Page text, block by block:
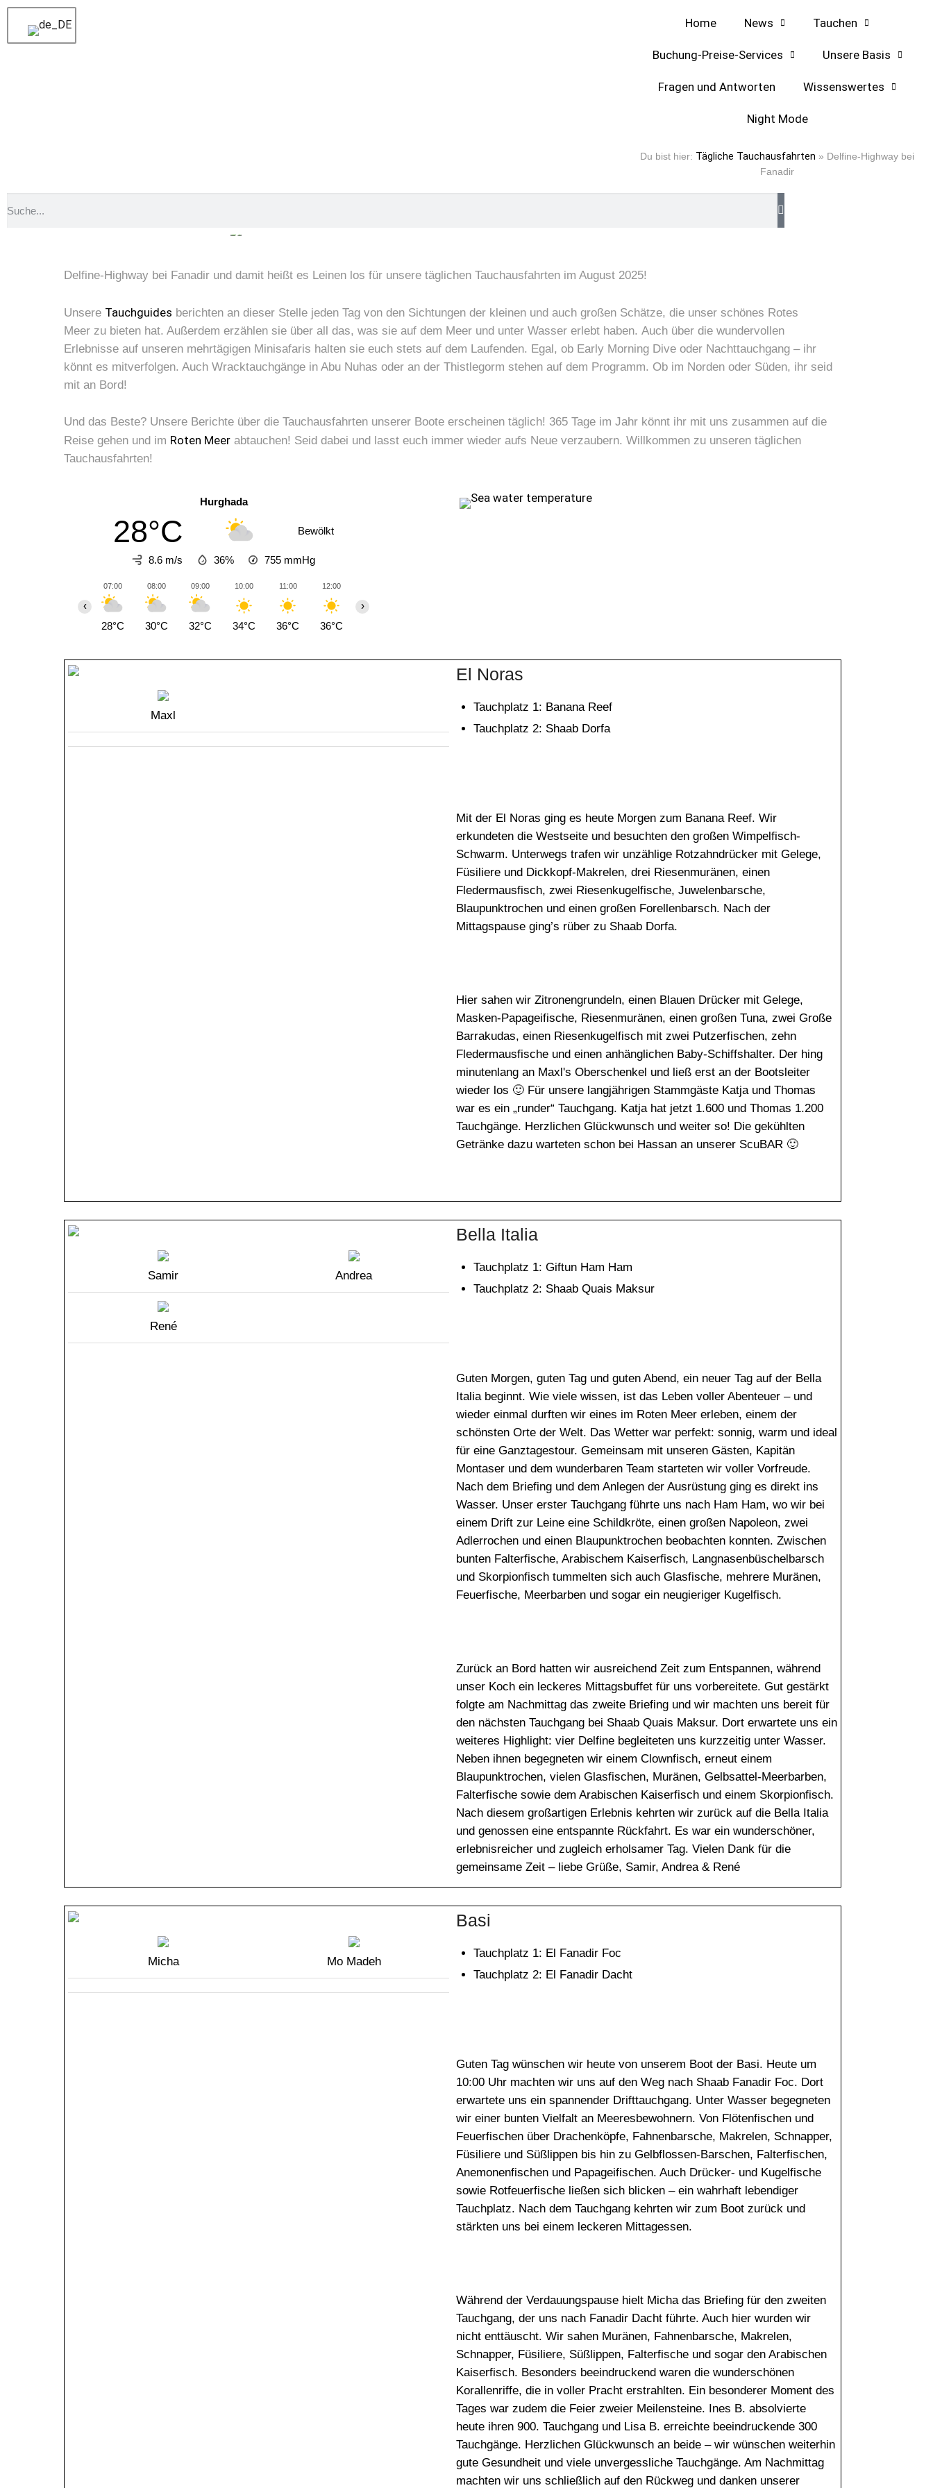
Home News Tauchen
Buchung-Preise-Services Unsere Basis
Fragen und Antworten Wissenswertes
Night Mode
Du bist hier: Tägliche Tauchausfahrten » Delfine-Highway bei
Fanadir
Delfine-Highway bei Fanadir und damit heißt es Leinen los für unsere täglichen Tauchausfahrten im August 2025!
Unsere Tauchguides berichten an dieser Stelle jeden Tag von den Sichtungen der kleinen und auch großen Schätze, die unser schönes Rotes
Meer zu bieten hat. Außerdem erzählen sie über all das, was sie auf dem Meer und unter Wasser erlebt haben. Auch über die wundervollen
Erlebnisse auf unseren mehrtägigen Minisafaris halten sie euch stets auf dem Laufenden. Egal, ob Early Morning Dive oder Nachttauchgang – ihr
könnt es mitverfolgen. Auch Wracktauchgänge in Abu Nuhas oder an der Thistlegorm stehen auf dem Programm. Ob im Norden oder Süden, ihr seid
mit an Bord!
Und das Beste? Unsere Berichte über die Tauchausfahrten unserer Boote erscheinen täglich! 365 Tage im Jahr könnt ihr mit uns zusammen auf die
Reise gehen und im Roten Meer abtauchen! Seid dabei und lasst euch immer wieder aufs Neue verzaubern. Willkommen zu unseren täglichen
Tauchausfahrten!
Hurghada
28°C Bewölkt
8.6 m/s 36% 755 mmHg
07:00
28°C
08:00
30°C
09:00
32°C
10:00
34°C
11:00
36°C
12:00
36°C
‹ ›
Maxl
El Noras
Tauchplatz 1: Banana Reef
Tauchplatz 2: Shaab Dorfa
Mit der El Noras ging es heute Morgen zum Banana Reef. Wir
erkundeten die Westseite und besuchten den großen Wimpelfisch-
Schwarm. Unterwegs trafen wir unzählige Rotzahndrücker mit Gelege,
Füsiliere und Dickkopf-Makrelen, drei Riesenmuränen, einen
Fledermausfisch, zwei Riesenkugelfische, Juwelenbarsche,
Blaupunktrochen und einen großen Forellenbarsch. Nach der
Mittagspause ging’s rüber zu Shaab Dorfa.
Hier sahen wir Zitronengrundeln, einen Blauen Drücker mit Gelege,
Masken-Papageifische, Riesenmuränen, einen großen Tuna, zwei Große
Barrakudas, einen Riesenkugelfisch mit zwei Putzerfischen, zehn
Fledermausfische und einen anhänglichen Baby-Schiffshalter. Der hing
minutenlang an Maxl's Oberschenkel und ließ erst an der Bootsleiter
wieder los 🙂 Für unsere langjährigen Stammgäste Katja und Thomas
war es ein „runder“ Tauchgang. Katja hat jetzt 1.600 und Thomas 1.200
Tauchgänge. Herzlichen Glückwunsch und weiter so! Die gekühlten
Getränke dazu warteten schon bei Hassan an unserer ScuBAR 🙂
Samir Andrea
René
Bella Italia
Tauchplatz 1: Giftun Ham Ham
Tauchplatz 2: Shaab Quais Maksur
Guten Morgen, guten Tag und guten Abend, ein neuer Tag auf der Bella
Italia beginnt. Wie viele wissen, ist das Leben voller Abenteuer – und
wieder einmal durften wir eines im Roten Meer erleben, einem der
schönsten Orte der Welt. Das Wetter war perfekt: sonnig, warm und ideal
für eine Ganztagestour. Gemeinsam mit unseren Gästen, Kapitän
Montaser und dem wunderbaren Team starteten wir voller Vorfreude.
Nach dem Briefing und dem Anlegen der Ausrüstung ging es direkt ins
Wasser. Unser erster Tauchgang führte uns nach Ham Ham, wo wir bei
einem Drift zur Leine eine Schildkröte, einen großen Napoleon, zwei
Adlerrochen und einen Blaupunktrochen beobachten konnten. Zwischen
bunten Falterfische, Arabischem Kaiserfisch, Langnasenbüschelbarsch
und Skorpionfisch tummelten sich auch Glasfische, mehrere Muränen,
Feuerfische, Meerbarben und sogar ein neugieriger Kugelfisch.
Zurück an Bord hatten wir ausreichend Zeit zum Entspannen, während
unser Koch ein leckeres Mittagsbuffet für uns vorbereitete. Gut gestärkt
folgte am Nachmittag das zweite Briefing und wir machten uns bereit für
den nächsten Tauchgang bei Shaab Quais Maksur. Dort erwartete uns ein
weiteres Highlight: vier Delfine begleiteten uns kurzzeitig unter Wasser.
Neben ihnen begegneten wir einem Clownfisch, erneut einem
Blaupunktrochen, vielen Glasfischen, Muränen, Gelbsattel-Meerbarben,
Falterfische sowie dem Arabischen Kaiserfisch und einem Skorpionfisch.
Nach diesem großartigen Erlebnis kehrten wir zurück auf die Bella Italia
und genossen eine entspannte Rückfahrt. Es war ein wunderschöner,
erlebnisreicher und zugleich erholsamer Tag. Vielen Dank für die
gemeinsame Zeit – liebe Grüße, Samir, Andrea & René
Micha Mo Madeh
Basi
Tauchplatz 1: El Fanadir Foc
Tauchplatz 2: El Fanadir Dacht
Guten Tag wünschen wir heute von unserem Boot der Basi. Heute um
10:00 Uhr machten wir uns auf den Weg nach Shaab Fanadir Foc. Dort
erwartete uns ein spannender Drifttauchgang. Unter Wasser begegneten
wir einer bunten Vielfalt an Meeresbewohnern. Von Flötenfischen und
Feuerfischen über Drachenköpfe, Fahnenbarsche, Makrelen, Schnapper,
Füsiliere und Süßlippen bis hin zu Gelbflossen-Barschen, Falterfischen,
Anemonenfischen und Papageifischen. Auch Drücker- und Kugelfische
sowie Rotfeuerfische ließen sich blicken – ein wahrhaft lebendiger
Tauchplatz. Nach dem Tauchgang kehrten wir zum Boot zurück und
stärkten uns bei einem leckeren Mittagessen.
Während der Verdauungspause hielt Micha das Briefing für den zweiten
Tauchgang, der uns nach Fanadir Dacht führte. Auch hier wurden wir
nicht enttäuscht. Wir sahen Muränen, Fahnenbarsche, Makrelen,
Schnapper, Füsiliere, Süßlippen, Falterfische und sogar den Arabischen
Kaiserfisch. Besonders beeindruckend waren die wunderschönen
Korallenriffe, die in voller Pracht erstrahlten. Ein besonderer Moment des
Tages war zudem die Feier zweier Meilensteine. Ines B. absolvierte
heute ihren 900. Tauchgang und Lisa B. erreichte beeindruckende 300
Tauchgänge. Herzlichen Glückwunsch an beide – wir wünschen weiterhin
gute Gesundheit und viele unvergessliche Tauchgänge. Am Nachmittag
machten wir uns schließlich auf den Rückweg und danken unserer